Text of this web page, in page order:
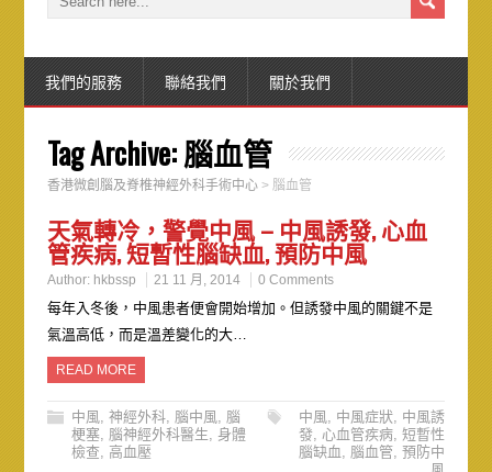
我們的服務 聯絡我們 關於我們
Tag Archive:腦血管
香港微創腦及脊椎神經外科手術中心> 腦血管
天氣轉冷，警覺中風 – 中風誘發, 心血
管疾病, 短暫性腦缺血, 預防中風
Author: hkbssp 21 11 月, 2014 0 Comments
每年入冬後，中風患者便會開始增加。但誘發中風的關鍵不是
氣溫高低，而是溫差變化的大…
READ MORE
中風, 神經外科, 腦中風, 腦
梗塞, 腦神經外科醫生, 身體
檢查, 高血壓
中風, 中風症狀, 中風誘
發,心血管疾病,短暫性
腦缺血,腦血管,預防中